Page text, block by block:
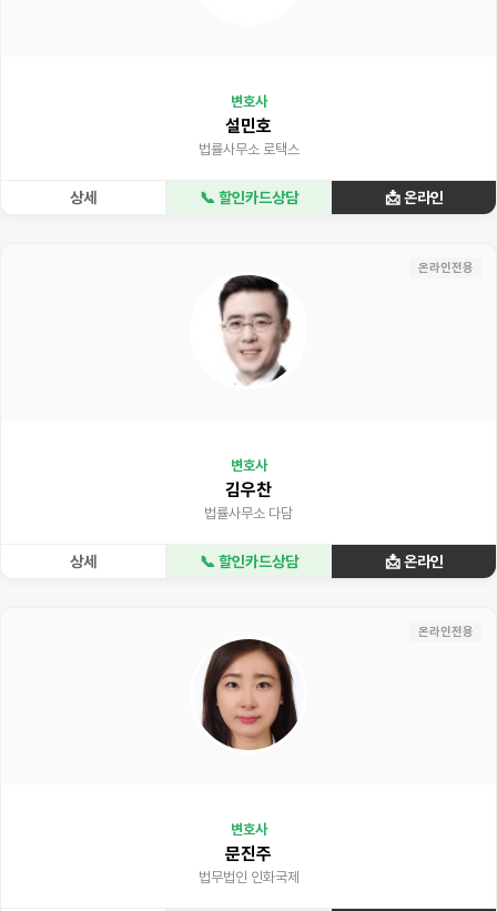
변호사
설민호
법률사무소 로택스
상세 📞 할인카드상담 📩 온라인
온라인전용
변호사
김우찬
법률사무소 다담
상세 📞 할인카드상담 📩 온라인
온라인전용
변호사
문진주
법무법인 인화국제